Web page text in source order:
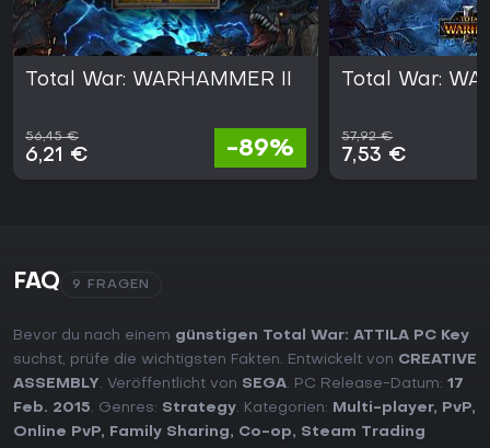
Total War: WARHAMMER II
56,45 €
6,21 € -89%
Total War:
57,92 €
7,53 €
FAQ 9 FRAGEN
Bevor du nach einem günstigen Total War: ATTILA PC Key
suchst, prüfe die wichtigsten Fakten. Entwickelt von CREATIVE
ASSEMBLY. Veröffentlicht von SEGA. PC Release-Datum: 17
Feb. 2015. Genres: Strategy. Kategorien: Multi-player, PvP,
Online PvP, Family Sharing, Co-op, Steam Trading